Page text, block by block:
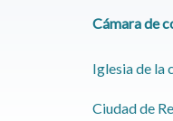
Cámara de
Iglesia de la
Ciudad de